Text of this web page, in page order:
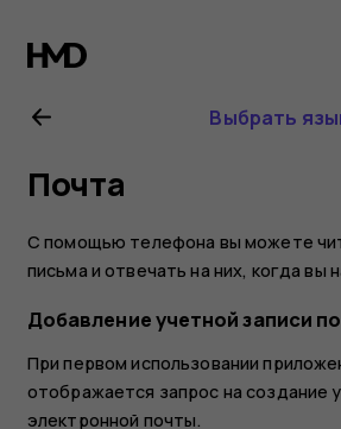
Nokia
4.2
user
guide
Выбрать
Почта
С помощью телефона вы можете
письма и отвечать на них, когда вы
Добавление учетной записи
При первом использовании
отображается запрос на создание
электронной почты.